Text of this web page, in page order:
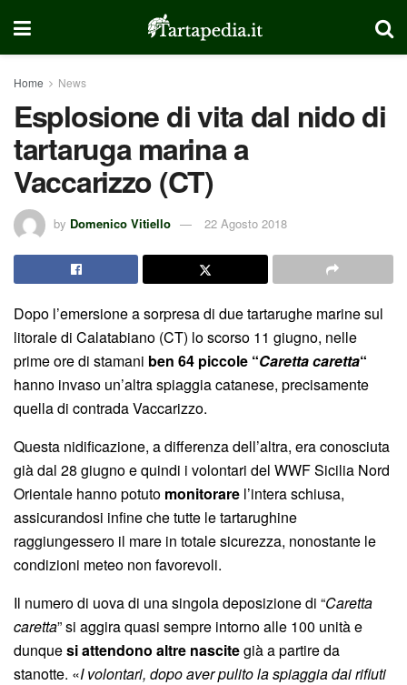
Home News
Esplosione di vita dal nido di
tartaruga marina a
Vaccarizzo (CT)
by Domenico Vitiello 22 Agosto 2018
Dopo l’emersione a sorpresa di due tartarughe marine sul
litorale di Calatabiano (CT) lo scorso 11 giugno, nelle
prime ore di stamani ben 64 piccole “Caretta caretta“
hanno invaso un’altra spiaggia catanese, precisamente
quella di contrada Vaccarizzo.
Questa nidificazione, a differenza dell’altra, era conosciuta
già dal 28 giugno e quindi i volontari del WWF Sicilia Nord
Orientale hanno potuto monitorare l’intera schiusa,
assicurandosi infine che tutte le tartarughine
raggiungessero il mare in totale sicurezza, nonostante le
condizioni meteo non favorevoli.
Il numero di uova di una singola deposizione di “Caretta
caretta” si aggira quasi sempre intorno alle 100 unità e
dunquesi attendono altre nascitegià a partire da
stanotte. «I volontari, dopo aver pulito la spiaggia dai rifiuti